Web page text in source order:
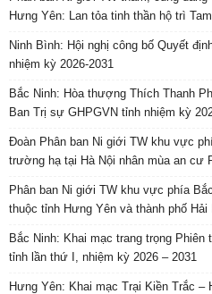
Hưng Yên: Lan tỏa tinh thần hộ trì
Ninh Bình: Hội nghị công bố Quyết
nhiệm kỳ 2026-2031
Bắc Ninh: Hòa thượng Thích Thanh
Ban Trị sự GHPGVN tỉnh nhiệm kỳ
Đoàn Phân ban Ni giới TW khu vực
trường hạ tại Hà Nội nhân mùa an cư
Phân ban Ni giới TW khu vực phía
thuộc tỉnh Hưng Yên và thành phố Hải
Bắc Ninh: Khai mạc trang trọng
tỉnh lần thứ I, nhiệm kỳ 2026 – 2031
Hưng Yên: Khai mạc Trại Kiền Trắc –